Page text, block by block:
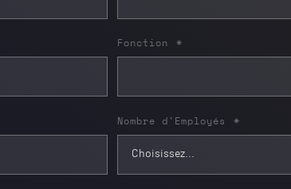
*
Fonction
*
Nombre d'Employés